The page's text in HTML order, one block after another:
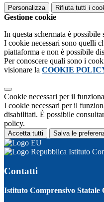
Personalizza Rifiuta tutti i
Gestione cookie
In questa schermata è
I cookie necessari sono quelli
piattaforma e non è possibile
Per conoscere quali sono i
visionare la COOKIE
Cookie necessari per il
I cookie necessari per il
disabilitati. È possibile
policy.
Accetta tutti Salva le
Istituto
Contatti
Istituto Comprensivo Statale